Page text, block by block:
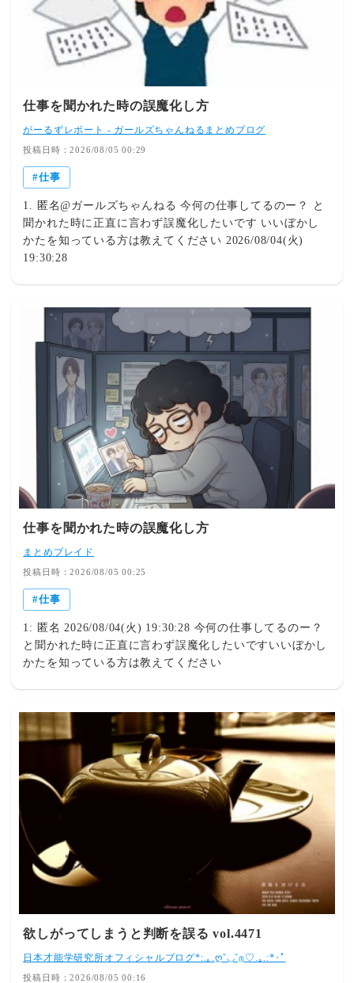
仕事を聞かれた時の誤魔化し方
がーるずレポート - ガールズちゃんねるまとめブログ
投稿日時：2026/08/05 00:29
仕事
1. 匿名@ガールズちゃんねる 今何の仕事してるのー？ と
聞かれた時に正直に言わず誤魔化したいです いいぼかし
かたを知っている方は教えてください 2026/08/04(火)
19:30:28
仕事を聞かれた時の誤魔化し方
まとめブレイド
投稿日時：2026/08/05 00:25
仕事
1: 匿名 2026/08/04(火) 19:30:28 今何の仕事してるのー？
と聞かれた時に正直に言わず誤魔化したいですいいぼかし
かたを知っている方は教えてください
欲しがってしまうと判断を誤る vol.4471
日本才能学研究所オフィシャルブログ*:.｡.ღ˘◡˘ற♡.｡.:*･ﾟ
投稿日時：2026/08/05 00:16